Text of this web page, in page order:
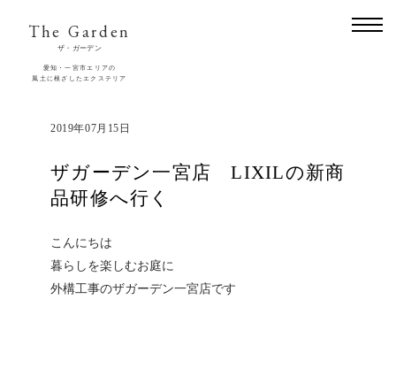
The Garden
ザ・ガーデン
愛知・一宮市エリアの
風土に根ざしたエクステリア
2019年07月15日
ザガーデン一宮店 LIXILの新商
品研修へ行く
こんにちは
暮らしを楽しむお庭に
外構工事のザガーデン一宮店です